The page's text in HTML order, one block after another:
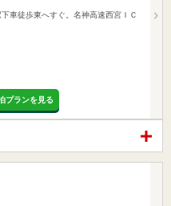
車徒歩東へすぐ。名神高速西宮ＩＣ
プランを見る